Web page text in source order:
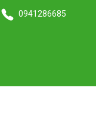
0941286685